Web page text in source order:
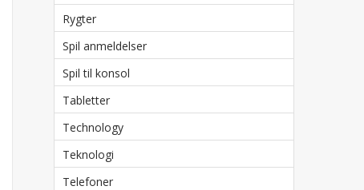
Rygter
Spil anmeldelser
Spil til konsol
Tabletter
Technology
Teknologi
Telefoner